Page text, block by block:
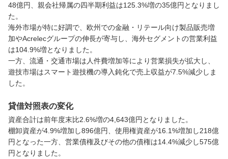
48億円、親会社帰属の四半期利益は125.3%増の35億円となりまし
た。
海外市場が特に好調で、欧州での金融・リテール向け製品販売増
加やAcrelecグループの伸長が寄与し、海外セグメントの営業利益
は104.9%増となりました。
一方、流通・交通市場は人件費増加等により営業損失が拡大し、
遊技市場はスマート遊技機の導入鈍化で売上収益が7.5%減少しま
した。
貸借対照表の変化
資産合計は前年度末比2.6%増の4,643億円となりました。
棚卸資産が4.9%増加し896億円、使用権資産が16.1%増加し218億
円となった一方、営業債権及びその他の債権は14.4%減少し575億
円となりました。